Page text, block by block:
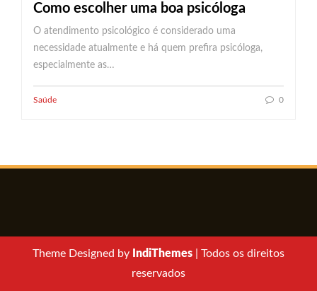
Como escolher uma boa psicóloga
O atendimento psicológico é considerado uma
necessidade atualmente e há quem prefira psicóloga,
especialmente as…
Saúde 0
Theme Designed by IndiThemes
Todos os direitos
reservados